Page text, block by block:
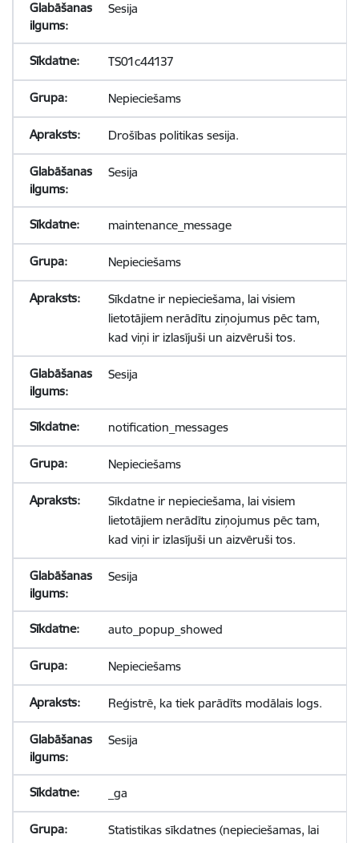
Sesija
TS01c44137
Nepieciešams
Drošības politikas sesija.
Sesija
maintenance_message
Nepieciešams
Sīkdatne ir nepieciešama, lai visiem
lietotājiem nerādītu ziņojumus pēc tam,
kad viņi ir izlasījuši un aizvēruši tos.
Sesija
notification_messages
Nepieciešams
Sīkdatne ir nepieciešama, lai visiem
lietotājiem nerādītu ziņojumus pēc tam,
kad viņi ir izlasījuši un aizvēruši tos.
Sesija
auto_popup_showed
Nepieciešams
Reģistrē, ka tiek parādīts modālais logs.
Sesija
_ga
Statistikas sīkdatnes (nepieciešamas, lai